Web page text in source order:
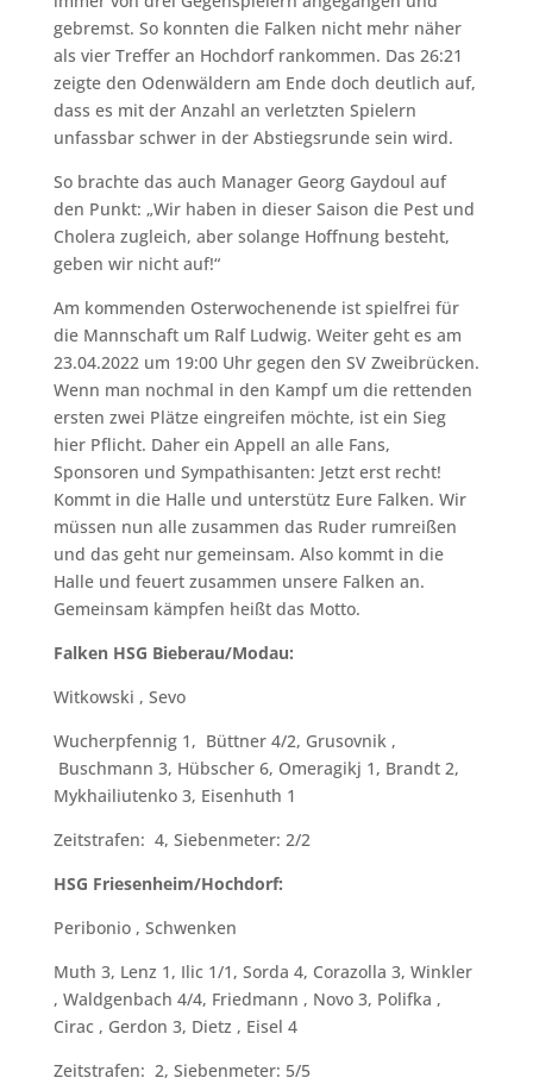
gebremst. So konnten die Falken nicht mehr näher
als vier Treffer an Hochdorf rankommen. Das 26:21
zeigte den Odenwäldern am Ende doch deutlich auf,
dass es mit der Anzahl an verletzten Spielern
unfassbar schwer in der Abstiegsrunde sein wird.
So brachte das auch Manager Georg Gaydoul auf
den Punkt: „Wir haben in dieser Saison die Pest und
Cholera zugleich, aber solange Hoffnung besteht,
geben wir nicht auf!“
Am kommenden Osterwochenende ist spielfrei für
die Mannschaft um Ralf Ludwig. Weiter geht es am
23.04.2022 um 19:00 Uhr gegen den SV Zweibrücken.
Wenn man nochmal in den Kampf um die rettenden
ersten zwei Plätze eingreifen möchte, ist ein Sieg
hier Pflicht. Daher ein Appell an alle Fans,
Sponsoren und Sympathisanten: Jetzt erst recht!
Kommt in die Halle und unterstütz Eure Falken. Wir
müssen nun alle zusammen das Ruder rumreißen
und das geht nur gemeinsam. Also kommt in die
Halle und feuert zusammen unsere Falken an.
Gemeinsam kämpfen heißt das Motto.
Falken HSG Bieberau/Modau:
Witkowski , Sevo
Wucherpfennig 1, Büttner 4/2, Grusovnik ,
Buschmann 3, Hübscher 6, Omeragikj 1, Brandt 2,
Mykhailiutenko 3, Eisenhuth 1
Zeitstrafen: 4, Siebenmeter: 2/2
HSG Friesenheim/Hochdorf:
Peribonio , Schwenken
Muth 3, Lenz 1, Ilic 1/1, Sorda 4, Corazolla 3, Winkler
, Waldgenbach 4/4, Friedmann , Novo 3, Polifka ,
Cirac , Gerdon 3, Dietz , Eisel 4
Zeitstrafen: 2, Siebenmeter: 5/5